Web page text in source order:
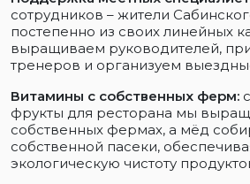
сотрудников – жители
постепенно из своих линейных
выращиваем руководителей,
тренеров и организуем
Витамины с собственных ферм:
фрукты для ресторана мы
собственных фермах, а мёд
собственной пасеки,
экологическую чистоту